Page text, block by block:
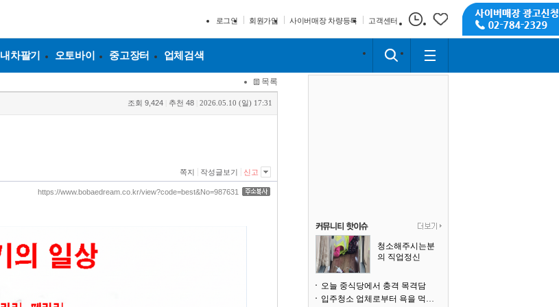
로그인 회원가입 사이버매장 차량등록 고객센터
내차팔기 오토바이 중고장터 업체검색
목록
조회 9,424 추천 48 2026.05.10 (일) 17:31
쪽지 작성글보기 신고
https://www.bobaedream.co.kr/view?code=best&No=987631
청소해주시는분
의 직업정신
오늘 중식당에서 충격 목격담
입주청소 업체로부터 욕을 먹고 있습니다